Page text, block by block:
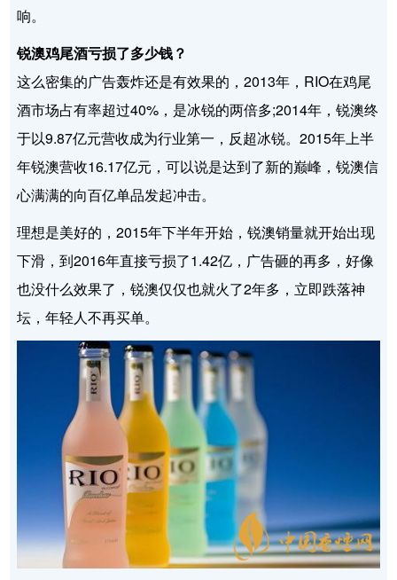
响。
锐澳鸡尾酒亏损了多少钱？
这么密集的广告轰炸还是有效果的，2013年，RIO在鸡尾
酒市场占有率超过40%，是冰锐的两倍多;2014年，锐澳终
于以9.87亿元营收成为行业第一，反超冰锐。2015年上半
年锐澳营收16.17亿元，可以说是达到了新的巅峰，锐澳信
心满满的向百亿单品发起冲击。
理想是美好的，2015年下半年开始，锐澳销量就开始出现
下滑，到2016年直接亏损了1.42亿，广告砸的再多，好像
也没什么效果了，锐澳仅仅也就火了2年多，立即跌落神
坛，年轻人不再买单。